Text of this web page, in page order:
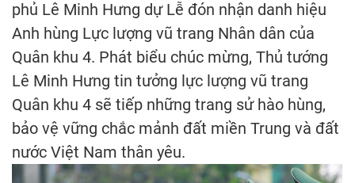
phủ Lê Minh Hưng dự Lễ đón nhận danh hiệu
Anh hùng Lực lượng vũ trang Nhân dân của
Quân khu 4. Phát biểu chúc mừng, Thủ tướng
Lê Minh Hưng tin tưởng lực lượng vũ trang
Quân khu 4 sẽ tiếp những trang sử hào hùng,
bảo vệ vững chắc mảnh đất miền Trung và đất
nước Việt Nam thân yêu.